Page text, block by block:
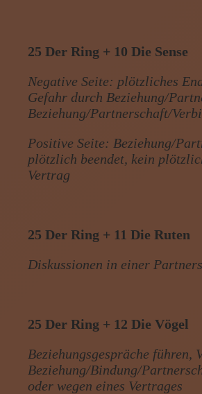
25 Der Ring + 10 Die Sense
Negative Seite: plötzliches
Gefahr durch Beziehung/
Beziehung/Partnerschaft/
Positive Seite: Beziehung/
plötzlich beendet, kein
Vertrag
25 Der Ring + 11 Die Ruten
Diskussionen in einer
25 Der Ring + 12 Die Vögel
Beziehungsgespräche führen,
Beziehung/Bindung/
oder wegen eines Vertrages